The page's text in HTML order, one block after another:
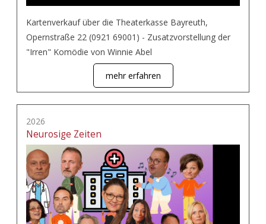
Kartenverkauf über die Theaterkasse Bayreuth,
Opernstraße 22 (0921 69001) - Zusatzvorstellung der
"Irren" Komödie von Winnie Abel
mehr erfahren
2026
Neurosige Zeiten